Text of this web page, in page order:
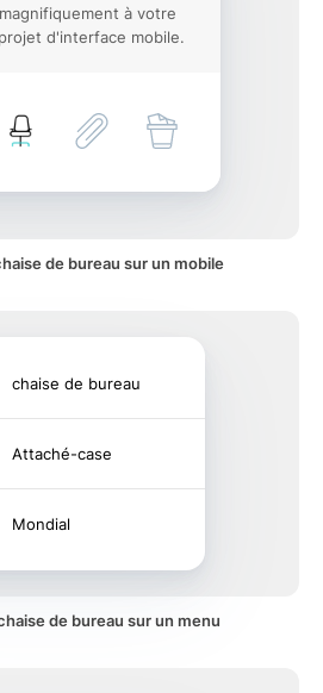
à votre
d'interface mobile.
de bureau sur un mobile
chaise de bureau
Attaché-case
Mondial
de bureau sur un menu